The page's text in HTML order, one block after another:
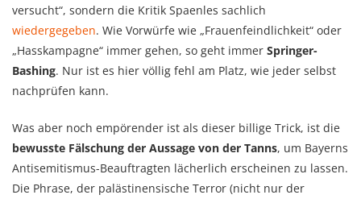
versucht“, sondern die Kritik Spaenles sachlich
wiedergegeben. Wie Vorwürfe wie „Frauenfeindlichkeit“ oder
„Hasskampagne“ immer gehen, so geht immer Springer-
Bashing. Nur ist es hier völlig fehl am Platz, wie jeder selbst
nachprüfen kann.
Was aber noch empörender ist als dieser billige Trick, ist die
bewusste Fälschung der Aussage von der Tanns, um Bayerns
Antisemitismus-Beauftragten lächerlich erscheinen zu lassen.
Die Phrase, der palästinensische Terror (nicht nur der